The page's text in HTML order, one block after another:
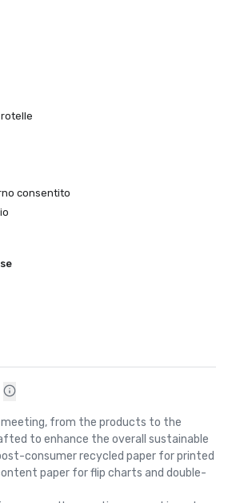
consentito
from the products to the
to enhance the overall sustainable
consumer recycled paper for printed
paper for flip charts and double-